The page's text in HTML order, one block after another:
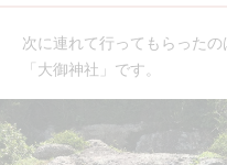
次に連れて行ってもらった
「大御神社」です。